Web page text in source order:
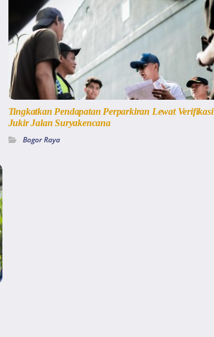
Tingkatkan Pendapatan Perparkiran Lewat Verifikasi
Jukir Jalan Suryakencana
Bogor Raya